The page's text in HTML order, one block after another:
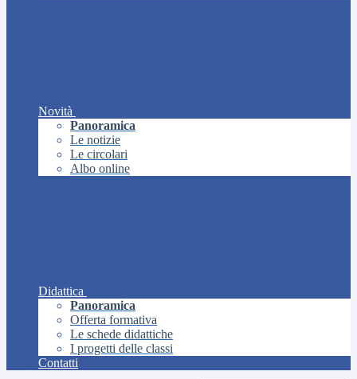
Novità
Panoramica
Le notizie
Le circolari
Albo online
Didattica
Panoramica
Offerta formativa
Le schede didattiche
I progetti delle classi
Contatti